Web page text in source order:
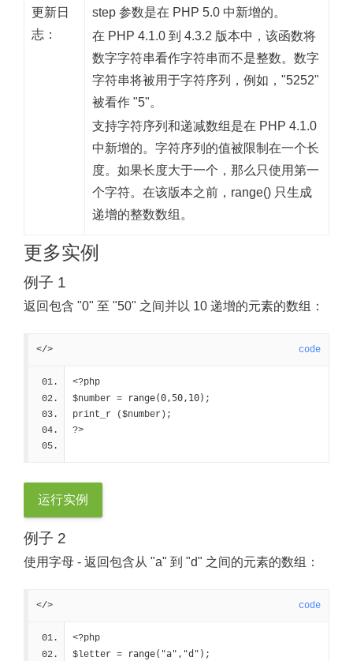
更新日
志：
step 参数是在 PHP 5.0 中新增的。
在 PHP 4.1.0 到 4.3.2 版本中，该函数将
数字字符串看作字符串而不是整数。数字
字符串将被用于字符序列，例如，"5252"
被看作 "5"。
支持字符序列和递减数组是在 PHP 4.1.0
中新增的。字符序列的值被限制在一个长
度。如果长度大于一个，那么只使用第一
个字符。在该版本之前，range() 只生成
递增的整数数组。
更多实例
例子 1
返回包含 "0" 至 "50" 之间并以 10 递增的元素的数组：
</> code
<?php
$number =
range(0,50,10) ;
print_r ($number);
?>
运行实例
例子 2
使用字母 - 返回包含从 "a" 到 "d" 之间的元素的数组：
</> code
<?php
$letter =
range("a","d") ;